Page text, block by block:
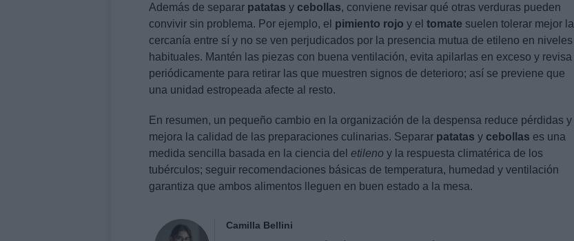
Además de separar patatas y cebollas, conviene revisar qué otras verduras pueden
convivir sin problema. Por ejemplo, el pimiento rojo y el tomate suelen tolerar mejor la
cercanía entre sí y no se ven perjudicados por la presencia mutua de etileno en niveles
habituales. Mantén las piezas con buena ventilación, evita apilarlas en exceso y revisa
periódicamente para retirar las que muestren signos de deterioro; así se previene que
una unidad estropeada afecte al resto.
En resumen, un pequeño cambio en la organización de la despensa reduce pérdidas y
mejora la calidad de las preparaciones culinarias. Separar patatas y cebollas es una
medida sencilla basada en la ciencia del etileno y la respuesta climatérica de los
tubérculos; seguir recomendaciones básicas de temperatura, humedad y ventilación
garantiza que ambos alimentos lleguen en buen estado a la mesa.
Camilla Bellini